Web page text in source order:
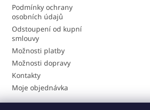
Podmínky ochrany
osobních údajů
Odstoupení od kupní
smlouvy
Možnosti platby
Možnosti dopravy
Kontakty
Moje objednávka